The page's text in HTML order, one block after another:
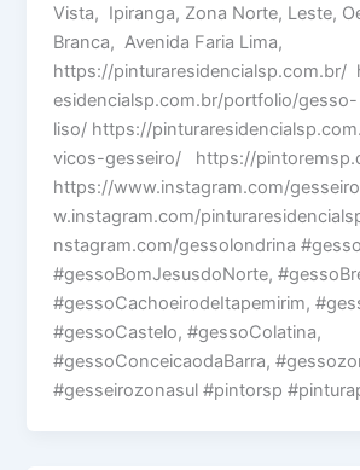
Vista, Ipiranga, Zona Norte, Leste,
Branca, Avenida Faria Lima,
https://pinturaresidencialsp.com.br/
esidencialsp.com.br/portfolio/gesso-
liso/ https://
vicos-gesseiro/ https://
https://www.instagram.com/
w.instagram.com/
nstagram.com/gessolondrina
#gessoBomJesusdoNorte,
#gessoCachoeirodeItapemirim,
#gessoCastelo, #gessoColatina,
#gessoConceicaodaBarra,
#gesseirozonasul #pintorsp